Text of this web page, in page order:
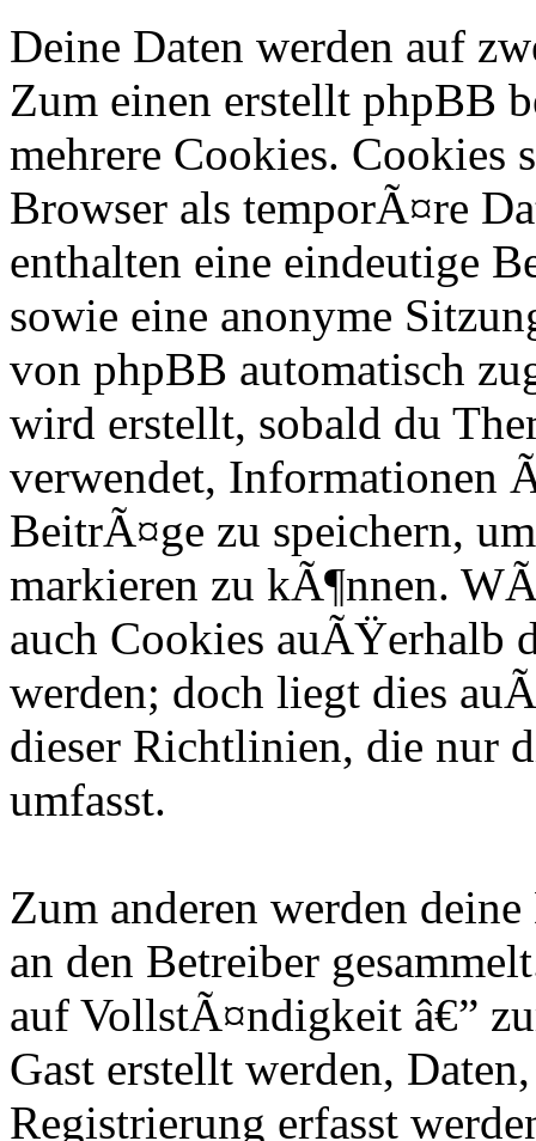
Deine Daten werden auf
Zum einen erstellt phpBB
mehrere Cookies. Cookies
Browser als temporÃ¤re
enthalten eine eindeutige
sowie eine anonyme
von phpBB automatisch
wird erstellt, sobald du
verwendet, Informationen
BeitrÃ¤ge zu speichern,
markieren zu kÃ¶nnen.
auch Cookies auÃŸerhalb
werden; doch liegt dies
dieser Richtlinien, die nur
umfasst.
Zum anderen werden
an den Betreiber
auf VollstÃ¤ndigkeit â€”
Gast erstellt werden,
Registrierung erfasst